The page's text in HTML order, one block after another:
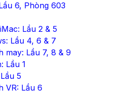
6, Phòng 603
Lầu 2 & 5
Lầu 4, 6 & 7
Lầu 7, 8 & 9
1
5
Lầu 6